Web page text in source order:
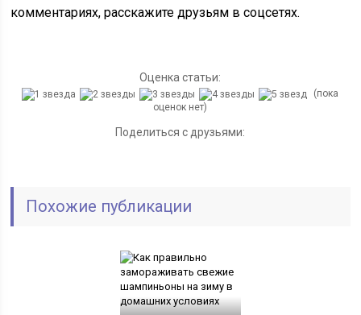
комментариях, расскажите друзьям в соцсетях.
Оценка статьи:
(пока
оценок нет)
Поделиться с друзьями:
Похожие публикации